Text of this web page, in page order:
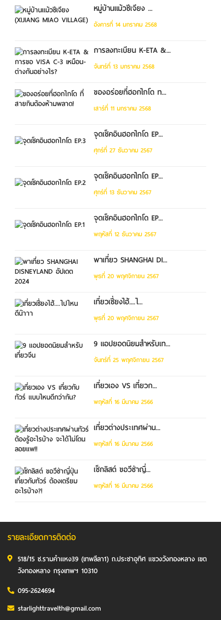
หมู่บ้านแม้วซีเจียง ...
อังคารที่ 14 มกราคม 2568
การลงทะเบียน K-ETA &...
จันทร์ที่ 13 มกราคม 2568
ของอร่อยที่ฮอกไกโด ท...
เสาร์ที่ 11 มกราคม 2568
จุดเช็คอินฮอกไกโด EP...
ศุกร์ที่ 27 ธันวาคม 2567
จุดเช็คอินฮอกไกโด EP...
ศุกร์ที่ 13 ธันวาคม 2567
จุดเช็คอินฮอกไกโด EP...
พฤหัสที่ 12 ธันวาคม 2567
พาเที่ยว SHANGHAI DI...
พุธที่ 20 พฤศจิกายน 2567
เที่ยวเซี่ยงไฮ้....ไ...
พุธที่ 20 พฤศจิกายน 2567
9 แอปยอดนิยมสำหรับเท...
จันทร์ที่ 25 พฤศจิกายน 2567
เที่ยวเอง VS เที่ยวก...
พฤหัสที่ 16 มีนาคม 2566
เที่ยวต่างประเทศผ่าน...
พฤหัสที่ 16 มีนาคม 2566
เช็กลิสต์ ขอวีซ่าญี่...
พฤหัสที่ 16 มีนาคม 2566
รายละเอียดการติดต่อ
518/15 ซ.รามคำแหง39 (เทพลีลา1) ถ.ประชาอุทิศ แขวงวังทองหลาง เขต
วังทองหลาง กรุงเทพฯ 10310
095-2624694
starlighttravelth@gmail.com